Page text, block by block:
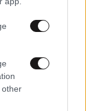
other